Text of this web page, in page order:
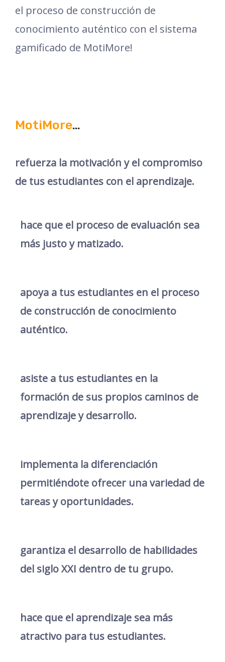
el proceso de construcción de
conocimiento auténtico con el sistema
gamificado de MotiMore!
MotiMore…
refuerza la motivación y el compromiso
de tus estudiantes con el aprendizaje.
hace que el proceso de evaluación sea
más justo y matizado.
apoya a tus estudiantes en el proceso
de construcción de conocimiento
auténtico.
asiste a tus estudiantes en la
formación de sus propios caminos de
aprendizaje y desarrollo.
implementa la diferenciación
permitiéndote ofrecer una variedad de
tareas y oportunidades.
garantiza el desarrollo de habilidades
del siglo XXI dentro de tu grupo.
hace que el aprendizaje sea más
atractivo para tus estudiantes.